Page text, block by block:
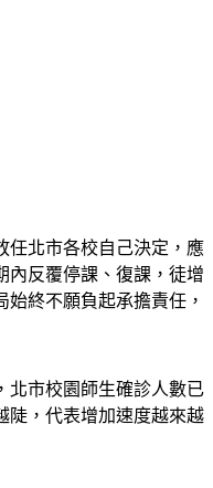
任北市各校自己決定，應
內反覆停課、復課，徒增
終不願負起承擔責任，
北市校園師生確診人數已
陡，代表增加速度越來越